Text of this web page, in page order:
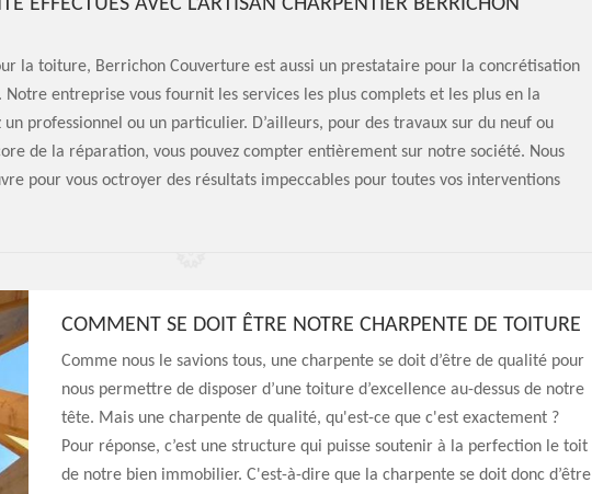
EFFECTUÉS AVEC L’ARTISAN CHARPENTIER BERRICHON
la toiture, Berrichon Couverture est aussi un prestataire pour la concrétisation
entreprise vous fournit les services les plus complets et les plus en la
professionnel ou un particulier. D’ailleurs, pour des travaux sur du neuf ou
de la réparation, vous pouvez compter entièrement sur notre société. Nous
pour vous octroyer des résultats impeccables pour toutes vos interventions
COMMENT SE DOIT ÊTRE NOTRE CHARPENTE DE TOITURE
Comme nous le savions tous, une charpente se doit d’être de qualité pour
nous permettre de disposer d’une toiture d’excellence au-dessus de notre
tête. Mais une charpente de qualité, qu'est-ce que c'est exactement ?
Pour réponse, c’est une structure qui puisse soutenir à la perfection le toit
de notre bien immobilier. C'est-à-dire que la charpente se doit donc d’être